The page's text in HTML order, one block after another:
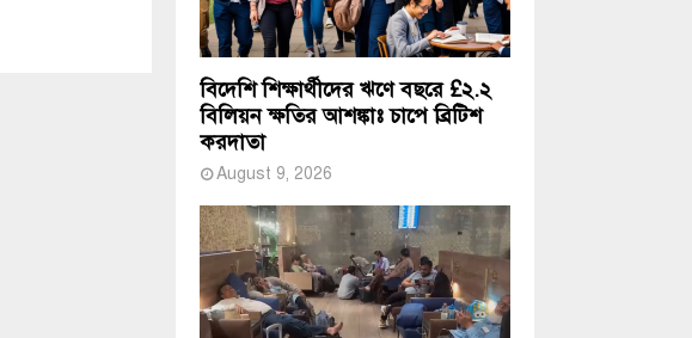
বিদেশি শিক্ষার্থীদের ঋণে বছরে £২.২
বিলিয়ন ক্ষতির আশঙ্কাঃ চাপে ব্রিটিশ
করদাতা
August 9, 2026